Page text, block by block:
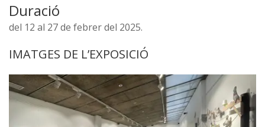
Duració
del 12 al 27 de febrer del 2025.
IMATGES DE L’EXPOSICIÓ